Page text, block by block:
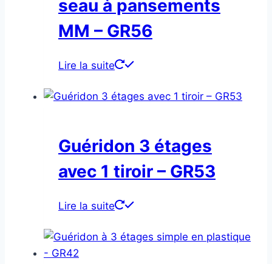
seau à pansements
MM – GR56
Lire la suite
Guéridon 3 étages
avec 1 tiroir – GR53
Lire la suite